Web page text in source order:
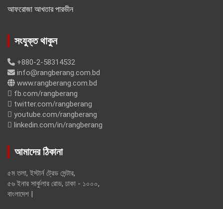
আফরোজা আখতার পারভীন
সংযুক্ত থাকুন
+880-2-58314532
info@rangberang.com.bd
www.rangberang.com.bd
fb.com/rangberang
twitter.com/rangberang
youtube.com/rangberang
linkedin.com/in/rangberang
আমাদের ঠিকানা
৫ম তলা, ইস্টার্ন ট্রেড সেন্টার,
৫৬ ইনার সার্কুলার রোড, ঢাকা - ১০০০,
বাংলাদেশ |